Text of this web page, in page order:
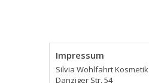
Impressum
Silvia Wohlfahrt Kosmetik
Danziger Str. 54